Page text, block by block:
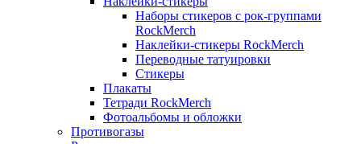
Наборы стикеров с рок-группами
RockMerch
Наклейки-стикеры RockMerch
Переводные татуировки
Стикеры
Плакаты
Тетради RockMerch
Фотоальбомы и обложки
Противогазы